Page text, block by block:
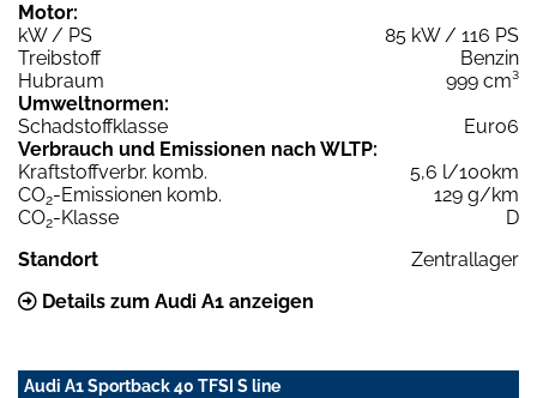
Motor:
kW / PS
85 kW / 116 PS
Treibstoff
Benzin
Hubraum
999 cm³
Umweltnormen:
Schadstoffklasse
Euro6
Verbrauch und Emissionen nach WLTP:
Kraftstoffverbr. komb.
5,6 l/100km
CO2-Emissionen komb.
129 g/km
CO2-Klasse
D
Standort
Zentrallager
Details zum Audi A1 anzeigen
Audi A1 Sportback 40 TFSI S line